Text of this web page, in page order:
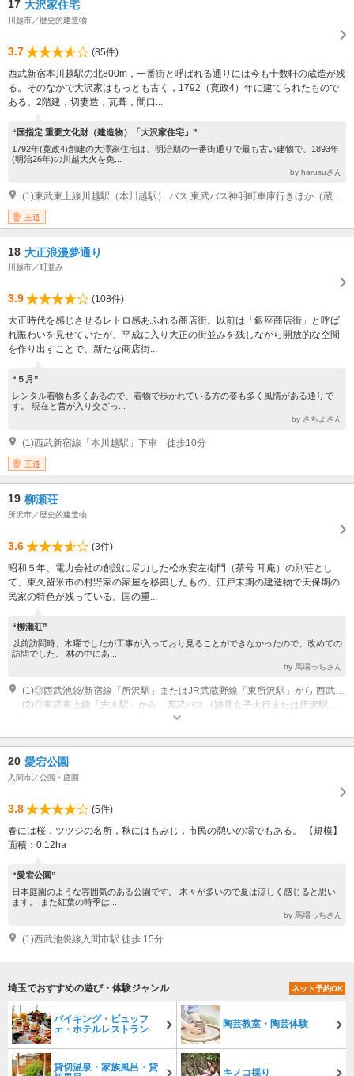
17 大沢家住宅
川越市／歴史的建造物
3.7
(85件)
西武新宿本川越駅の北800m，一番街と呼ばれる通りには今も十数軒の蔵造が残
る。そのなかで大沢家はもっとも古く，1792（寛政4）年に建てられたもので
ある。2階建，切妻造，瓦葺，間口...
“国指定 重要文化財（建造物）「大沢家住宅」”
1792年(寛政4)創建の大澤家住宅は、明治期の一番街通りで最も古い建物で、1893年
(明治26年)の川越大火を免...
by harusuさん
王道
18 大正浪漫夢通り
川越市／町並み
3.9
(108件)
大正時代を感じさせるレトロ感あふれる商店街。以前は「銀座商店街」と呼ば
れ賑わいを見せていたが、平成に入り大正の街並みを残しながら開放的な空間
を作り出すことで、新たな商店街...
“５月”
レンタル着物も多くあるので、着物で歩かれている方の姿も多く風情がある通りで
す。 現在と昔が入り交ざっ...
by さちよさん
(1)西武新宿線「本川越駅」下車 徒歩10分
王道
19 柳瀬荘
所沢市／歴史的建造物
3.6
(3件)
昭和５年、電力会社の創設に尽力した松永安左衛門（茶号 耳庵）の別荘とし
て、東久留米市の村野家の家屋を移築したもの。江戸末期の建造物で天保期の
民家の特色が残っている。国の重...
“柳瀬荘”
以前訪問時、木曜でしたが工事が入っており見ることができなかったので、改めての
訪問でした。 林の中にあ...
by 馬場っちさん
(1)◎西武池袋/新宿線「所沢駅」またはJR武蔵野線「東所沢駅」から 西武バス（志木駅南口行または跡見女子大行）「西側」下車 徒歩約3分
20 愛宕公園
入間市／公園・庭園
3.8
(5件)
春には桜，ツツジの名所，秋にはもみじ，市民の憩いの場でもある。 【規模】
面積：0.12ha
“愛宕公園”
日本庭園のような雰囲気のある公園です。 木々が多いので夏は涼しく感じると思い
ます。 また紅葉の時季は...
by 馬場っちさん
(1)西武池袋線入間市駅 徒歩 15分
埼玉でおすすめの遊び・体験ジャンル ネット予約OK
バイキング・ビュッフ
ェ・ホテルレストラン
陶芸教室・陶芸体験
貸切温泉・家族風呂・貸
キノコ採り